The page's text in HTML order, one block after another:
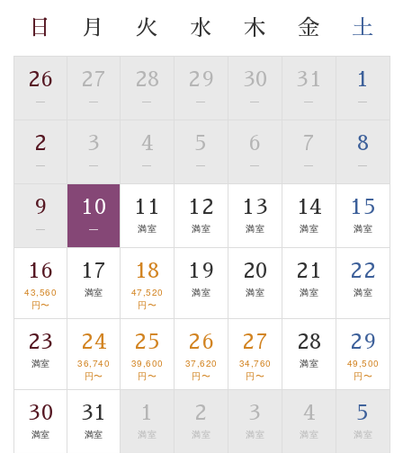
す。
※男性大浴場までのご移動には階段がございます。 予め
ご了承のほどお願いいたします。
眺望はございませんが、源泉掛け流しの温泉の質を楽し
む貸切温泉風呂です。ゆったりといやされるプライベー
トな空間をお愉しみください。
【旅】
■諏訪大社4社を巡る無料参拝バス
豊富な知識を持ったドライバー兼ガイドが諏訪大社をご
案内します。
事前ご予約制ですので、ご利用ご希望の方
※交通規制などにより運行できない日がございます
※年末年始及び御柱祭前後は運行しておりません
以上がプラン内容です。
上諏訪温泉“しんゆ”なら諏訪大社など歴史ある諏訪の街
日 月 火 水 木 金 土
26
—
27
—
28
—
29
—
30
—
31
—
1
—
2
—
3
—
4
—
5
—
6
—
7
—
8
—
9
—
10
—
11
満室
12
満室
13
満室
14
満室
15
満室
16
43,560
円〜
17
満室
18
47,520
円〜
19
満室
20
満室
21
満室
22
満室
23
満室
24
36,740
円〜
25
39,600
円〜
26
37,620
円〜
27
34,760
円〜
28
満室
29
49,500
円〜
30
満室
31
満室
1
満室
2
満室
3
満室
4
満室
5
満室